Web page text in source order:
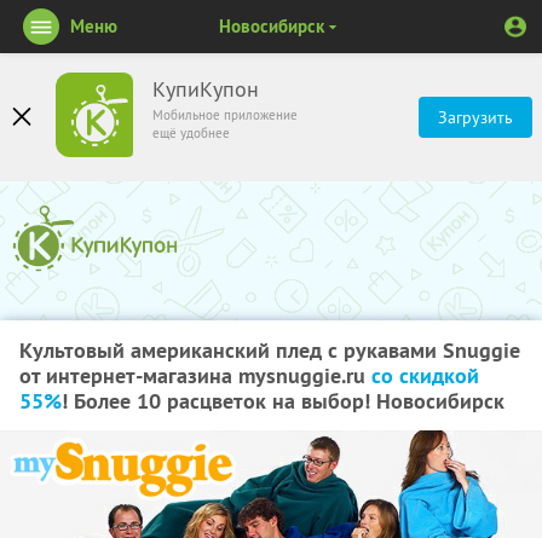
КупиКупон
Мобильное приложение
ещё удобнее
Загрузить
Меню Новосибирск
Культовый американский плед с рукавами Snuggie
от интернет-магазина mysnuggie.ru со скидкой
55%! Более 10 расцветок на выбор! Новосибирск